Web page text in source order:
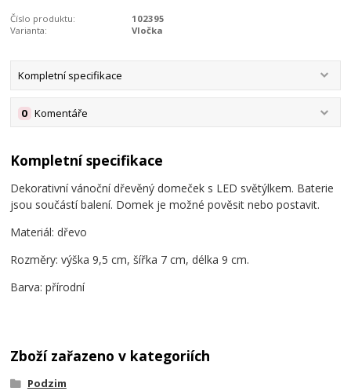
Číslo produktu:
102395
Varianta:
Vločka
Kompletní specifikace
Komentáře
0
Kompletní specifikace
Dekorativní vánoční dřevěný domeček s LED světýlkem. Baterie
jsou součástí balení. Domek je možné pověsit nebo postavit.
Materiál: dřevo
Rozměry: výška 9,5 cm, šířka 7 cm, délka 9 cm.
Barva: přírodní
Zboží zařazeno v kategoriích
Podzim